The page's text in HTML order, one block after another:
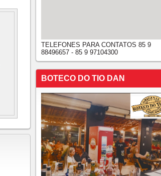
TELEFONES PARA CONTATOS 85 9
88496657 - 85 9 97104300
BOTECO DO TIO DAN